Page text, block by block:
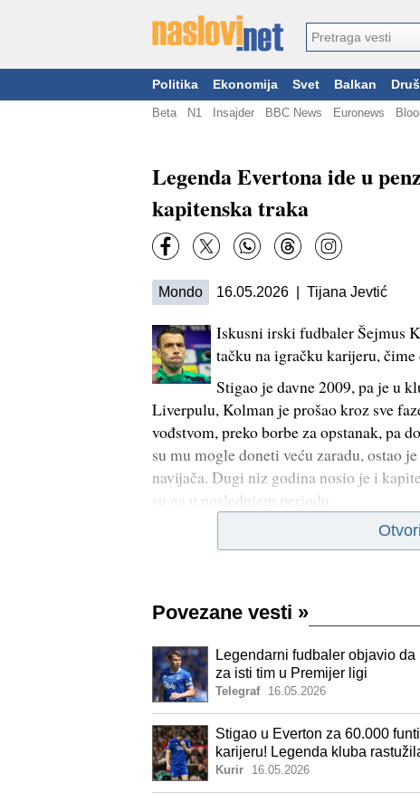
Politika Ekonomija Svet Balkan
Beta N1 Insajder BBC News Euronews
Legenda Evertona ide u
kapitenska traka
Mondo 16.05.2026 | Tijana Jevtić
Iskusni irski fudbaler Šejmus
tačku na igračku karijeru,
Stigao je davne 2009, pa je u
Liverpulu, Kolman je prošao kroz sve
vođstvom, preko borbe za opstanak, pa
su mu mogle doneti veću zaradu, ostao
navijača. Dugi niz godina nosio je i
su ga u poslednjem periodu
Povezane vesti »
Legendarni fudbaler objavio
za isti tim u Premijer ligi
Telegraf 16.05.2026
Stigao u Everton za 60.000
karijeru! Legenda kluba
Kurir 16.05.2026